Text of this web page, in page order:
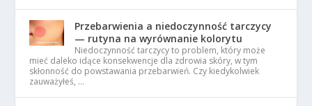
Przebarwienia a niedoczynność tarczycy
— rutyna na wyrównanie kolorytu
Niedoczynność tarczycy to problem, który może
mieć daleko idące konsekwencje dla zdrowia skóry, w tym
skłonność do powstawania przebarwień. Czy kiedykolwiek
zauważyłeś, …